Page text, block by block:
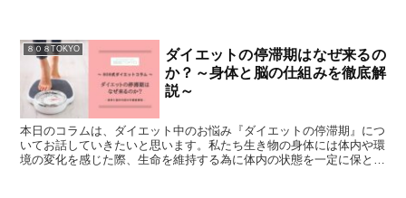
８０８TOKYO
ダイエットの停滞期はなぜ来るの
か？～身体と脳の仕組みを徹底解
説～
本日のコラムは、ダイエット中のお悩み『ダイエットの停滞期』につ
いてお話していきたいと思います。私たち生き物の身体には体内や環
境の変化を感じた際、生命を維持する為に体内の状態を一定に保とう